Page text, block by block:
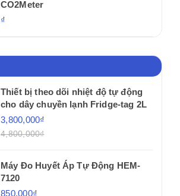
CO2Meter
₫
Thiết bị theo dõi nhiệt độ tự động
cho dây chuyền lạnh Fridge-tag 2L
3,800,000₫
4,800,000₫
Máy Đo Huyết Áp Tự Động HEM-
7120
850,000₫